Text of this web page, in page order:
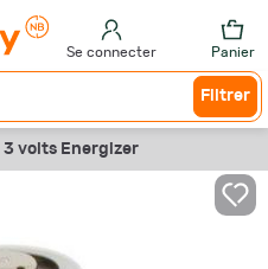
Se connecter Panier
Filtrer
3 volts Energizer